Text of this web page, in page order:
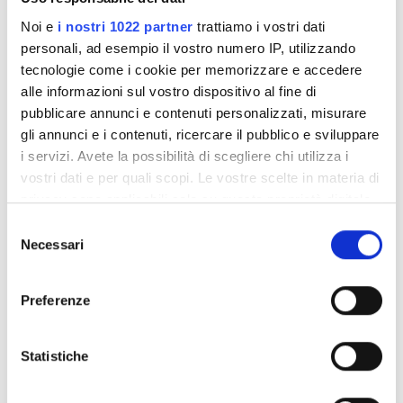
Noi e i nostri 1022 partner trattiamo i vostri dati
personali, ad esempio il vostro numero IP, utilizzando
tecnologie come i cookie per memorizzare e accedere
alle informazioni sul vostro dispositivo al fine di
pubblicare annunci e contenuti personalizzati, misurare
gli annunci e i contenuti, ricercare il pubblico e sviluppare
i servizi. Avete la possibilità di scegliere chi utilizza i
vostri dati e per quali scopi. Le vostre scelte in materia di
privacy sono applicabili solo su questa proprietà digitale
modificare o revocare il proprio consenso in qualsiasi
momento dalla Dichiarazione sui cookie o facendo clic
raccogliere informazioni sulla tua posizione
geografica, con un'approssimazione di qualche
delNecessari
Preferenze
Statistiche
Venerdì Chiuso
Sabato 07:00 - 16:00
Domenica 07:00 - 16:00
Opzioni di pagamento
Carte di credito
Gardens Hospital, Al Sab Bin Jathamah St 20, Amman,